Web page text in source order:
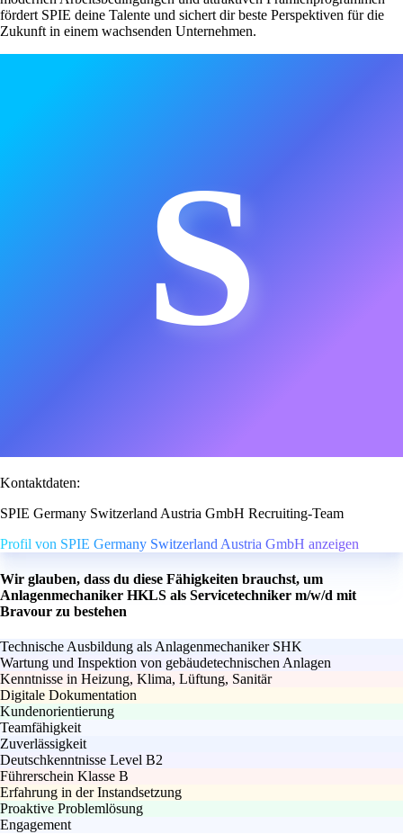
fördert SPIE deine Talente und sichert dir beste Perspektiven für die
Zukunft in einem wachsenden Unternehmen.
S
Kontaktdaten:
SPIE Germany Switzerland Austria GmbH Recruiting-Team
Profil von SPIE Germany Switzerland Austria GmbH anzeigen
Wir glauben, dass du diese Fähigkeiten brauchst, um
Anlagenmechaniker HKLS als Servicetechniker m/w/d mit
Bravour zu bestehen
Technische Ausbildung als Anlagenmechaniker SHK
Wartung und Inspektion von gebäudetechnischen Anlagen
Kenntnisse in Heizung, Klima, Lüftung, Sanitär
Digitale Dokumentation
Kundenorientierung
Teamfähigkeit
Zuverlässigkeit
Deutschkenntnisse Level B2
Führerschein Klasse B
Erfahrung in der Instandsetzung
Proaktive Problemlösung
Engagement